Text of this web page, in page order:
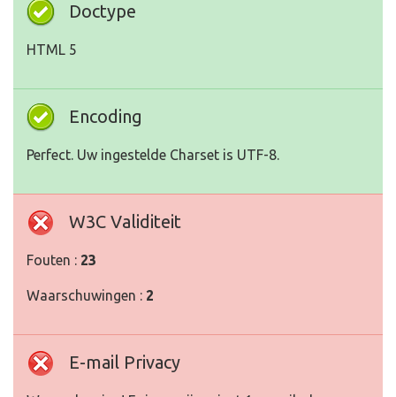
Doctype
HTML 5
Encoding
Perfect. Uw ingestelde Charset is UTF-8.
W3C Validiteit
Fouten : 23
Waarschuwingen : 2
E-mail Privacy